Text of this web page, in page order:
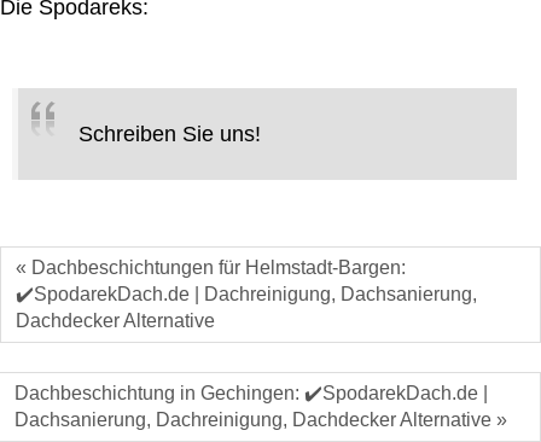
Die Spodareks:
Schreiben Sie uns!
« Dachbeschichtungen für Helmstadt-Bargen:
✔️SpodarekDach.de | Dachreinigung, Dachsanierung,
Dachdecker Alternative
Dachbeschichtung in Gechingen: ✔️SpodarekDach.de |
Dachsanierung, Dachreinigung, Dachdecker Alternative »